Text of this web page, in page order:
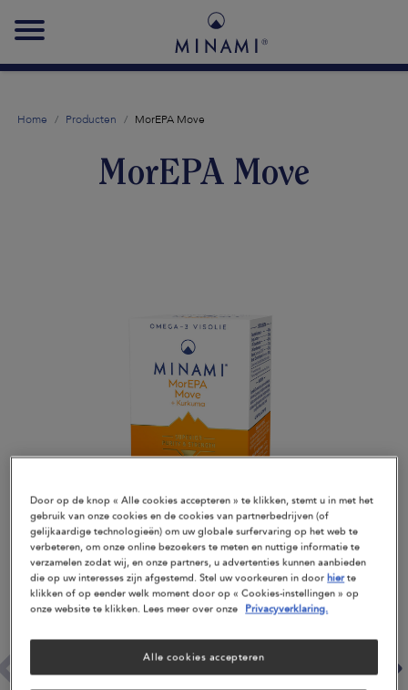
navigation
Home Producten MorEPA Move
MorEPA Move
Door op de knop « Alle cookies accepteren » te klikken, stemt u in met het
gebruik van onze cookies en de cookies van partnerbedrijven (of
gelijkaardige technologieën) om uw globale surfervaring op het web te
verbeteren, om onze online bezoekers te meten en nuttige informatie te
verzamelen zodat wij, en onze partners, u advertenties kunnen aanbieden
die op uw interesses zijn afgestemd. Stel uw voorkeuren in doorhierte
klikken of op eender welk moment door op « Cookies-instellingen » op
onze website te klikken. Lees meer over onze Privacyverklaring.
Alle cookies accepteren